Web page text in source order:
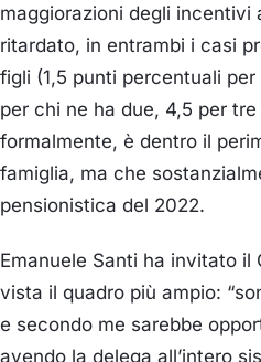
maggiorazioni degli incentivi
ritardato, in entrambi i casi
figli (1,5 punti percentuali
per chi ne ha due, 4,5 per
formalmente, è dentro il
famiglia, ma che
pensionistica del 2022.
Emanuele Santi ha invitato il
vista il quadro più ampio:
e secondo me sarebbe
avendo la delega all’intero